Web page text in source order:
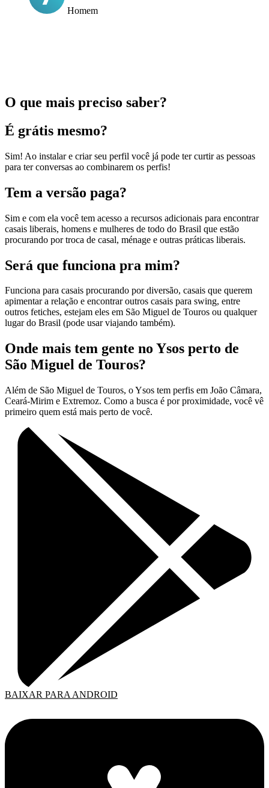
Homem
O que mais preciso saber?
É grátis mesmo?
Sim! Ao instalar e criar seu perfil você já pode ter curtir as pessoas
para ter conversas ao combinarem os perfis!
Tem a versão paga?
Sim e com ela você tem acesso a recursos adicionais para encontrar
casais liberais, homens e mulheres de todo do Brasil que estão
procurando por troca de casal, ménage e outras práticas liberais.
Será que funciona pra mim?
Funciona para casais procurando por diversão, casais que querem
apimentar a relação e encontrar outros casais para swing, entre
outros fetiches, estejam eles em São Miguel de Touros ou qualquer
lugar do Brasil (pode usar viajando também).
Onde mais tem gente no Ysos perto de
São Miguel de Touros?
Além de São Miguel de Touros, o Ysos tem perfis em João Câmara,
Ceará-Mirim e Extremoz. Como a busca é por proximidade, você vê
primeiro quem está mais perto de você.
BAIXAR PARA ANDROID